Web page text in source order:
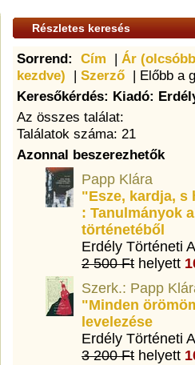
Részletes keresés
Sorrend: Cím | Ár
kezdve) | Szerző | Előbb a
Keresőkérdés: Kiadó:
Az összes találat:
Találatok száma: 21
Azonnal beszerezhetők
Papp Klára
"Esze, kardja, s
: Tanulmányok
történetéből
Erdély Történeti
2 500 Ft helyett
Szerk.: Papp
"Minden
levelezése
Erdély Történeti
3 200 Ft helyett